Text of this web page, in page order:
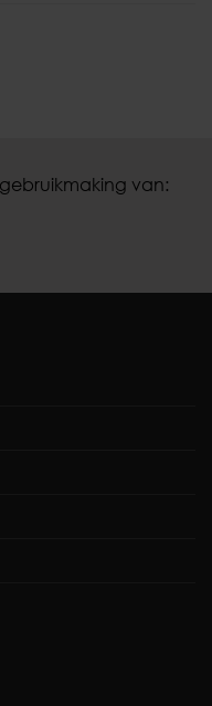
van: